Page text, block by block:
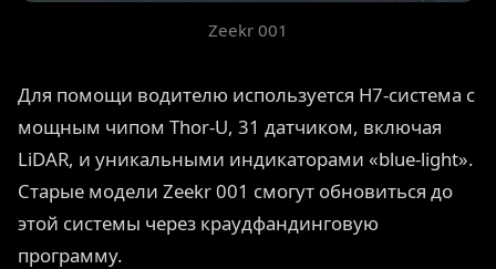
Zeekr 001
Для помощи водителю используется H7-система с
мощным чипом Thor-U, 31 датчиком, включая
LiDAR, и уникальными индикаторами «blue-light».
Старые модели Zeekr 001 смогут обновиться до
этой системы через краудфандинговую
программу.